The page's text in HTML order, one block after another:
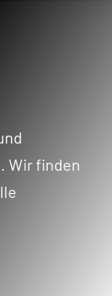
Wir finden